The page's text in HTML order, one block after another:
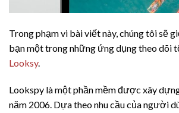
Trong phạm vi bài viết này, chúng tôi sẽ
bạn một trong những ứng dụng theo dõi
Looksy.
Lookspy là một phần mềm được xây
năm 2006. Dựa theo nhu cầu của người